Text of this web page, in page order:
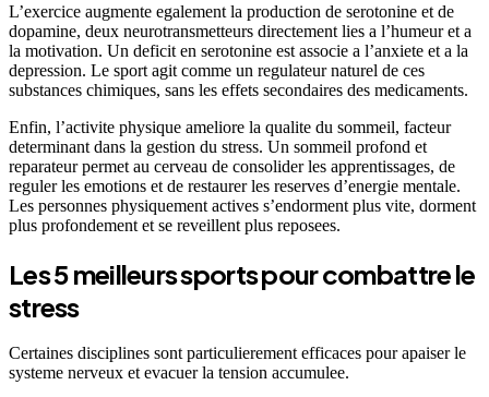
L’exercice augmente egalement la production de serotonine et de
dopamine, deux neurotransmetteurs directement lies a l’humeur et a
la motivation. Un deficit en serotonine est associe a l’anxiete et a la
depression. Le sport agit comme un regulateur naturel de ces
substances chimiques, sans les effets secondaires des medicaments.
Enfin, l’activite physique ameliore la qualite du sommeil, facteur
determinant dans la gestion du stress. Un sommeil profond et
reparateur permet au cerveau de consolider les apprentissages, de
reguler les emotions et de restaurer les reserves d’energie mentale.
Les personnes physiquement actives s’endorment plus vite, dorment
plus profondement et se reveillent plus reposees.
Les 5 meilleurs sports pour combattre le
stress
Certaines disciplines sont particulierement efficaces pour apaiser le
systeme nerveux et evacuer la tension accumulee.